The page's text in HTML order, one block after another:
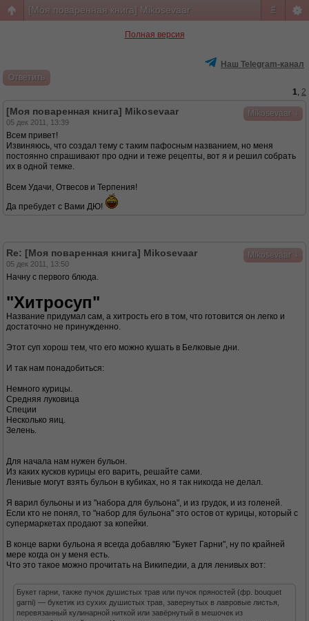
#
[Моя поваренная книга] Mikosevaar
Полная версия
Наш Telegram-канал
Ответить
1, 2
Mikosevaar
[Моя поваренная книга] Mikosevaar
05 дек 2011, 13:39
Всем привет!
Извиняюсь, что создал тему с таким пафосным названием, но меня
постоянно спрашивают про одни и теже рецепты, вот я и решил собрать
их в одной темке.
Всем Удачи, Отвесов и Терпения!
Да пребудет с Вами ДЮ!
Mikosevaar
Re: [Моя поваренная книга] Mikosevaar
05 дек 2011, 13:50
Начну с первого блюда.
"Хитросуп"
Название придумал сам, а хитрость его в том, что готовится он легко и
достаточно не принужденно.
Этот суп хорош тем, что его можно кушать в Белковые дни.
И так нам понадобиться:
Немного курицы.
Средняя луковица
Специи
Несколько яиц.
Зелень.
Для начала нам нужен бульон.
Из каких кусков курицы его варить, решайте сами.
Ленивые могут взять бульон в кубиках, но я так никогда не делал.
Я варил бульоны и из "набора для бульона", и из грудок, и из голеней.
Если кто не понял, то "набор для бульона" это остов от курицы, который с
супермаркетах продают за копейки.
В конце варки бульона я всегда добавляю "Букет Гарни", ну по крайней
мере когда он у меня есть.
Что это такое можно прочитать на Википедии, а для ленивых вот:
Букет гарни, также пучок душистых трав или пучок пряностей (фр. bouquet
garni) — букетик из сухих душистых трав, завернутых в лавровые листья,
перевязанный кулинарной ниткой или завёрнутый в мешочек из